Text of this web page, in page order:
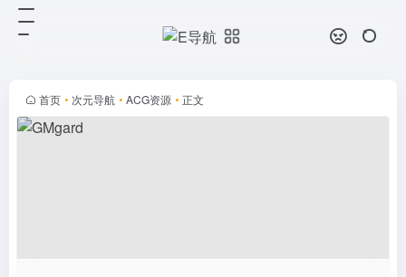
首页 • 次元导航 • ACG资源 • 正文
画、游戏、漫画等。它设有评论区和
求物版，用户可以交流心得和寻找资
源，是二次元爱好者的理想选择。